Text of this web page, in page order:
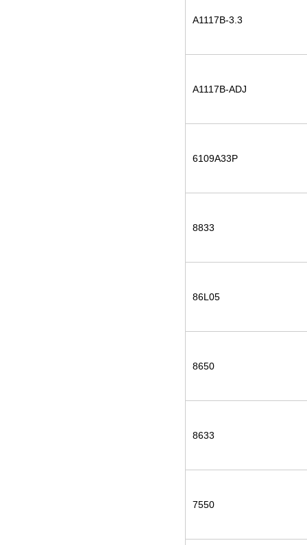
A1117B-3.3
A1117B-ADJ
6109A33P
8833
86L05
8650
8633
7550